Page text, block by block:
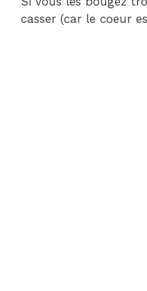
casser (car le coeur